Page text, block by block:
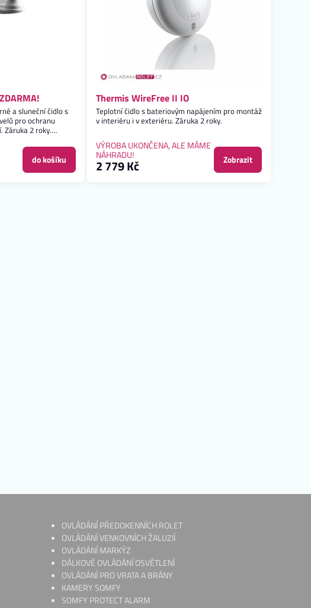
a sluneční čidlo s
pro ochranu
Záruka 2 roky.
do košíku
Thermis WireFree II IO
Teplotní čidlo s bateriovým napájením pro montáž
v interiéru i v exteriéru. Záruka 2 roky.
VÝROBA UKONČENA, ALE MÁME
NÁHRADU!
2 779 Kč Zobrazit
OVLÁDÁNÍ PŘEDOKENNÍCH ROLET
OVLÁDÁNÍ VENKOVNÍCH ŽALUZIÍ
OVLÁDÁNÍ MARKÝZ
DÁLKOVÉ OVLÁDÁNÍ OSVĚTLENÍ
OVLÁDÁNÍ PRO VRATA A BRÁNY
KAMERY SOMFY
SOMFY PROTECT ALARM